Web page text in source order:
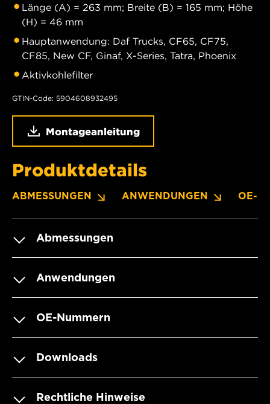
Länge (A) = 263 mm; Breite (B) = 165 mm; Höhe
(H) = 46 mm
Hauptanwendung: Daf Trucks, CF65, CF75,
CF85, New CF, Ginaf, X-Series, Tatra, Phoenix
Aktivkohlefilter
GTIN-Code: 5904608932495
Montageanleitung
Produktdetails
ABMESSUNGEN ANWENDUNGEN OE-
Abmessungen
Anwendungen
OE-Nummern
Downloads
Rechtliche Hinweise